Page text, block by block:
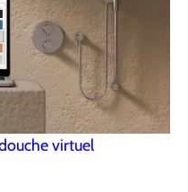
virtuel